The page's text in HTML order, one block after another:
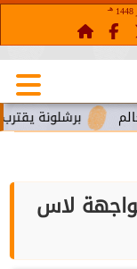
هـ
برشلونة يقترب من
لاس